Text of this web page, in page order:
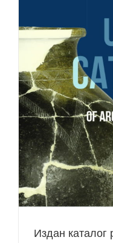
Издан каталог